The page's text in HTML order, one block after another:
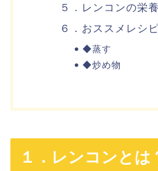
５．レンコンの栄
６．おススメレシピ
◆蒸す
◆炒め物
１．レンコンとは